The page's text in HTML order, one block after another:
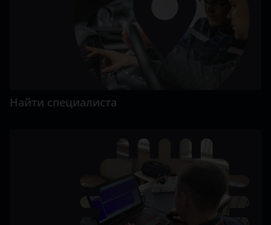
Найти специалиста